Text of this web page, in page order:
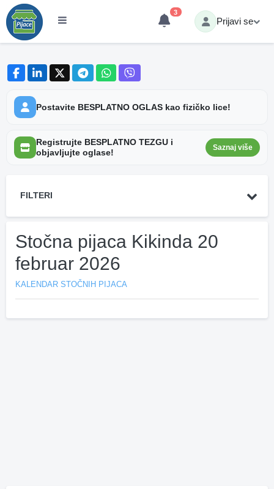
3
Prijavi se
Postavite BESPLATNO OGLAS kao fizičko lice!
Registrujte BESPLATNO TEZGU i
objavljujte oglase!
Saznaj više
FILTERI
Stočna pijaca Kikinda 20
februar 2026
KALENDAR STOČNIH PIJACA